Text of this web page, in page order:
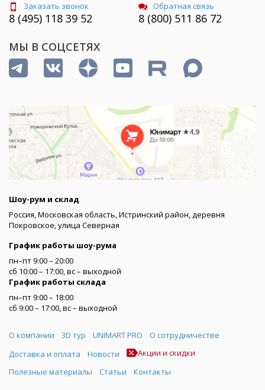
Заказать звонок
8 (495) 118 39 52
Обратная связь
8 (800) 511 86 72
МЫ В СОЦСЕТЯХ
Шоу-рум и склад
Россия, Московская область, Истринский район, деревня
Покровское, улица Северная
График работы шоу-рума
пн–пт 9:00 – 20:00
сб 10:00 – 17:00, вс – выходной
График работы склада
пн–пт 9:00 – 18:00
сб 9:00 – 17:00, вс – выходной
Меню
О компании 3D тур UNIMART PRO
О сотрудничестве
Доставка и оплата
Новости
Акции и скидки
Полезные материалы
Статьи Контакты